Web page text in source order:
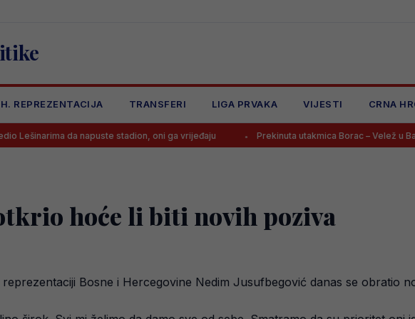
REPREZENTACIJA TRANSFERI LIGA PRVAKA VIJESTI CRNA
da napuste stadion, oni ga vrijeđaju Prekinuta utakmica Borac – Velež u Banjoj Luci
hoće li biti novih poziva
Bosne i Hercegovine Nedim Jusufbegović danas se obratio